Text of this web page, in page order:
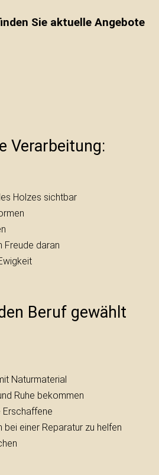
Sie aktuelle Angebote
Verarbeitung:
Holzes sichtbar
Freude daran
Beruf gewählt
Naturmaterial
Ruhe bekommen
bei einer Reparatur zu helfen